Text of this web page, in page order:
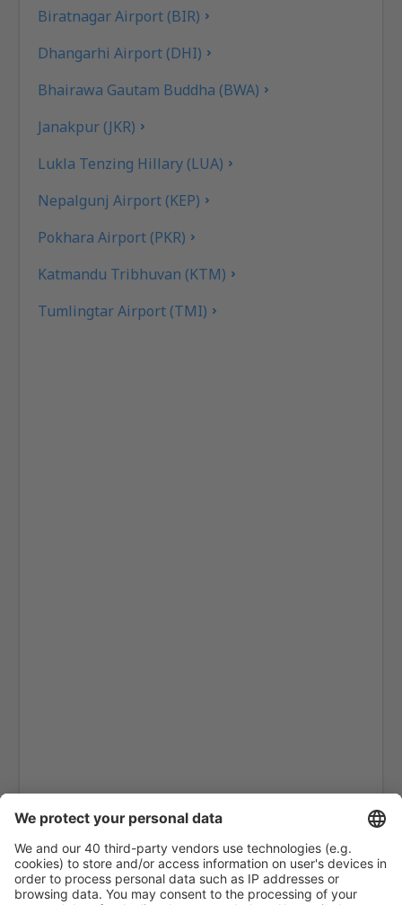
Biratnagar Airport (BIR)
Dhangarhi Airport (DHI)
Bhairawa Gautam Buddha (BWA)
Janakpur (JKR)
Lukla Tenzing Hillary (LUA)
Nepalgunj Airport (KEP)
Pokhara Airport (PKR)
Katmandu Tribhuvan (KTM)
Tumlingtar Airport (TMI)